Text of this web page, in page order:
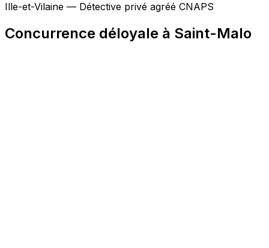
Ille-et-Vilaine — Détective privé agréé CNAPS
Concurrence déloyale à Saint-Malo